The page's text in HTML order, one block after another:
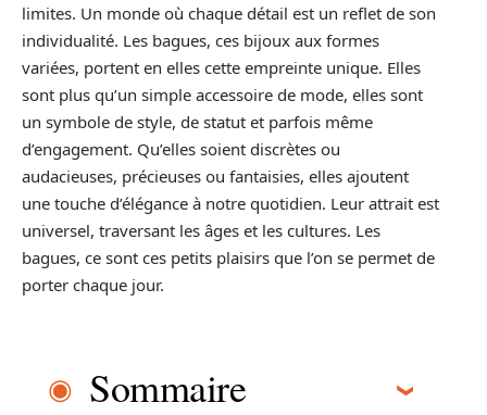
limites. Un monde où chaque détail est un reflet de son
individualité. Les bagues, ces bijoux aux formes
variées, portent en elles cette empreinte unique. Elles
sont plus qu’un simple accessoire de mode, elles sont
un symbole de style, de statut et parfois même
d’engagement. Qu’elles soient discrètes ou
audacieuses, précieuses ou fantaisies, elles ajoutent
une touche d’élégance à notre quotidien. Leur attrait est
universel, traversant les âges et les cultures. Les
bagues, ce sont ces petits plaisirs que l’on se permet de
porter chaque jour.
Sommaire